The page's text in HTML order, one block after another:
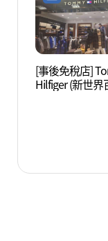
[事後免稅店]
Hilfiger (新世界